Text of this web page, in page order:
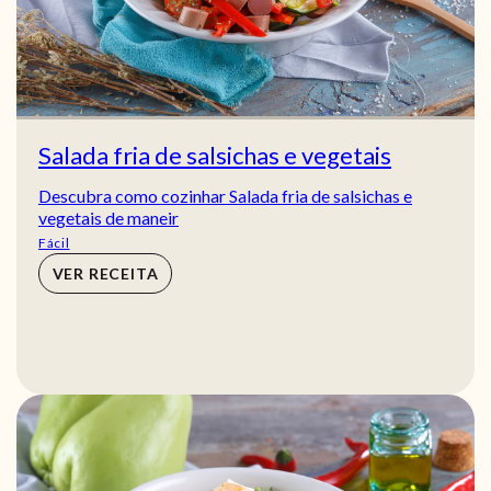
Salada fria de salsichas e vegetais
Descubra como cozinhar Salada fria de salsichas e
vegetais de maneir
Fácil
VER RECEITA